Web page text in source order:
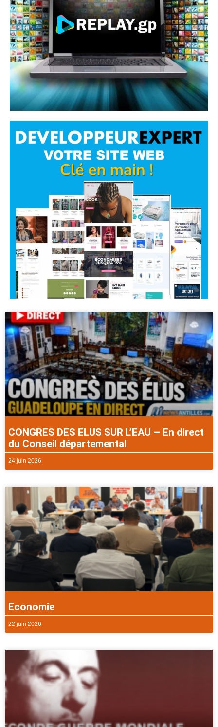
CONGRES DES ELUS SUR L’EAU – En direct
du Conseil départemental
24 juin 2026
Economie
22 juin 2026